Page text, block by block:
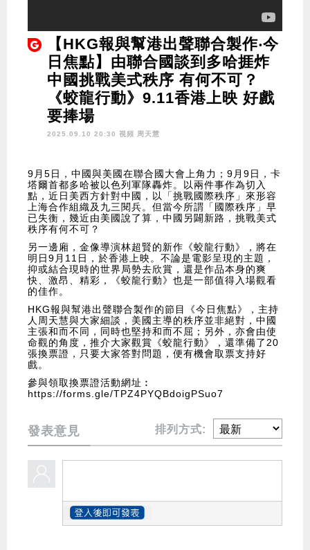
【HKG報與幫港出聲聯合製作‧今
日焦點】由聯合國談到多哈捱炸
中國挑戰美式秩序 有何不可？
《蛟龍行動》9.11香港上映 好戲
要捧場
2025.09.10 20:30 視頻 周天慧
9月5日，中國與美國在聯合國大會上角力；9月9日，卡
塔爾首都多哈被以色列軍隊轟炸。以兩件事作為切入
點，近日美西方針對中國，以「挑戰國際秩序」來形容
上海合作組織及九三閱兵。但當今所謂「國際秩序」早
已失衡，幾近由美國說了算，中國另闢新路，挑戰美式
秩序有何不可？
另一邊廂，金像導演林超賢的新作《蛟龍行動》，將在
明日9月11日，於香港上映。不論是電影呈現的主題，
抑或結合現時的世界局勢去欣賞，還是作品本身的爽
快、激昂、精彩，《蛟龍行動》也是一部值得入場觀看
的佳作。
HKG報與幫港出聲聯合製作的節目《今日焦點》，主持
人周天慧與大家細談，美國主導的秩序並非絕對，中國
主張和而不同，同時也堅持和而不屈；另外，亦會由使
命觀的角度，推介大家觀賞《蛟龍行動》，還準備了20
張換票證，只要大家答對問題，便有機會取票支持好
戲。
參與領取換票證活動網址︰
https://forms.gle/TPZ4PYQBdoigPSuo7
發表意見 排列方式: